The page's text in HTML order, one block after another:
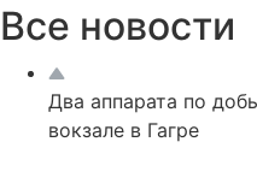
Все новости
Два аппарата по
вокзале в Гагре